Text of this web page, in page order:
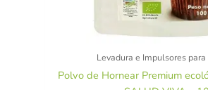
Levadura e Impulsores
Polvo de Hornear Premium